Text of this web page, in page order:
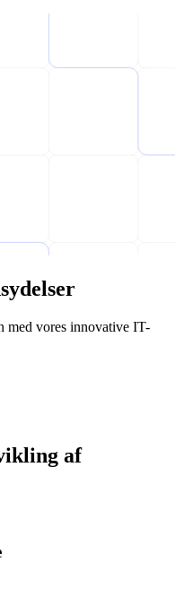
med vores innovative IT-
af